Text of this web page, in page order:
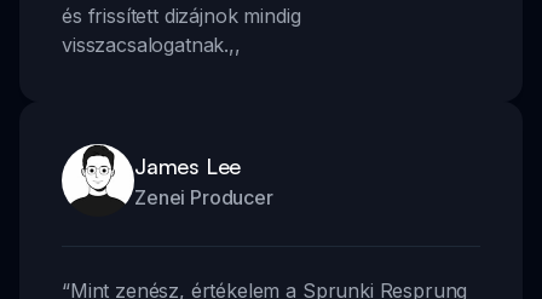
és frissített dizájnok mindig
visszacsalogatnak.,,
James Lee
Zenei Producer
“Mint zenész, értékelem a Sprunki Resprung